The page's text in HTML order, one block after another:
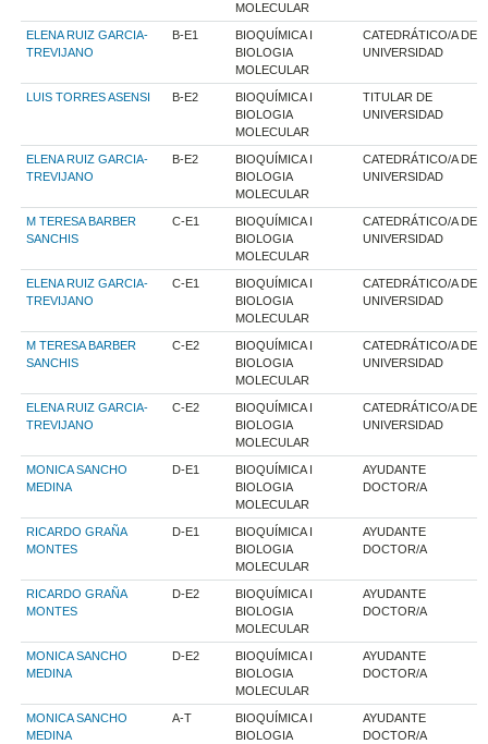
MOLECULAR
ELENA RUIZ GARCIA-
TREVIJANO
B-E1
BIOQUÍMICA I
BIOLOGIA
MOLECULAR
CATEDRÁTICO/A DE
UNIVERSIDAD
LUIS TORRES ASENSI B-E2
BIOQUÍMICA I
BIOLOGIA
MOLECULAR
TITULAR DE
UNIVERSIDAD
ELENA RUIZ GARCIA-
TREVIJANO
B-E2
BIOQUÍMICA I
BIOLOGIA
MOLECULAR
CATEDRÁTICO/A DE
UNIVERSIDAD
M TERESA BARBER
SANCHIS
C-E1
BIOQUÍMICA I
BIOLOGIA
MOLECULAR
CATEDRÁTICO/A DE
UNIVERSIDAD
ELENA RUIZ GARCIA-
TREVIJANO
C-E1
BIOQUÍMICA I
BIOLOGIA
MOLECULAR
CATEDRÁTICO/A DE
UNIVERSIDAD
M TERESA BARBER
SANCHIS
C-E2
BIOQUÍMICA I
BIOLOGIA
MOLECULAR
CATEDRÁTICO/A DE
UNIVERSIDAD
ELENA RUIZ GARCIA-
TREVIJANO
C-E2
BIOQUÍMICA I
BIOLOGIA
MOLECULAR
CATEDRÁTICO/A DE
UNIVERSIDAD
MONICA SANCHO
MEDINA
D-E1
BIOQUÍMICA I
BIOLOGIA
MOLECULAR
AYUDANTE
DOCTOR/A
RICARDO GRAÑA
MONTES
D-E1
BIOQUÍMICA I
BIOLOGIA
MOLECULAR
AYUDANTE
DOCTOR/A
RICARDO GRAÑA
MONTES
D-E2
BIOQUÍMICA I
BIOLOGIA
MOLECULAR
AYUDANTE
DOCTOR/A
MONICA SANCHO
MEDINA
D-E2
BIOQUÍMICA I
BIOLOGIA
MOLECULAR
AYUDANTE
DOCTOR/A
MONICA SANCHO
MEDINA
A-T
BIOQUÍMICA I
BIOLOGIA
AYUDANTE
DOCTOR/A